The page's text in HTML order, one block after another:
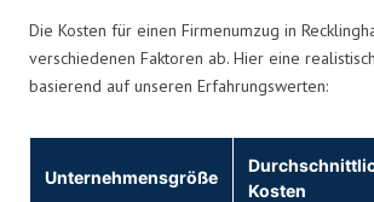
Die Kosten für einen Firmenumzug in
verschiedenen Faktoren ab. Hier eine
basierend auf unseren Erfahrungswerten:
Unternehmensgröße
Kosten